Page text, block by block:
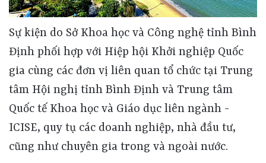
Sự kiện do Sở Khoa học và Công nghệ tỉnh Bình
Định phối hợp với Hiệp hội Khởi nghiệp Quốc
gia cùng các đơn vị liên quan tổ chức tại Trung
tâm Hội nghị tỉnh Bình Định và Trung tâm
Quốc tế Khoa học và Giáo dục liên ngành -
ICISE, quy tụ các doanh nghiệp, nhà đầu tư,
cũng như chuyên gia trong và ngoài nước.